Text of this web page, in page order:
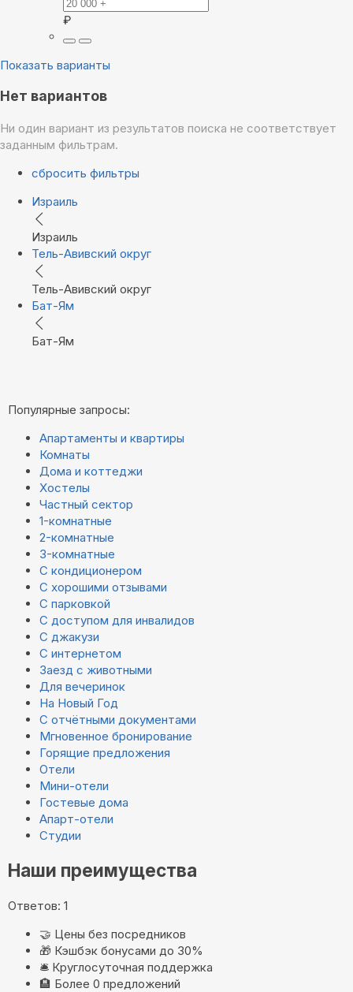
₽
Показать варианты
Нет вариантов
Ни один вариант из результатов поиска не соответствует
заданным фильтрам.
сбросить фильтры
Израиль
Израиль
Тель-Авивский округ
Тель-Авивский округ
Бат-Ям
Бат-Ям
Популярные запросы:
Апартаменты и квартиры
Комнаты
Дома и коттеджи
Хостелы
Частный сектор
1-комнатные
2-комнатные
3-комнатные
С кондиционером
С хорошими отзывами
С парковкой
С доступом для инвалидов
С джакузи
С интернетом
Заезд с животными
Для вечеринок
На Новый Год
С отчётными документами
Мгновенное бронирование
Горящие предложения
Отели
Мини-отели
Гостевые дома
Апарт-отели
Студии
Наши преимущества
Ответов: 1
🤝 Цены без посредников
🎁 Кэшбэк бонусами до 30%
🛎️ Круглосуточная поддержка
🏨 Более 0 предложений